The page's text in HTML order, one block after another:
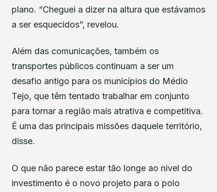
plano. “Cheguei a dizer na altura que estávamos
a ser esquecidos”, revelou.
Além das comunicações, também os
transportes públicos continuam a ser um
desafio antigo para os municípios do Médio
Tejo, que têm tentado trabalhar em conjunto
para tornar a região mais atrativa e competitiva.
É uma das principais missões daquele território,
disse.
O que não parece estar tão longe ao nivel do
investimento é o novo projeto para o polo